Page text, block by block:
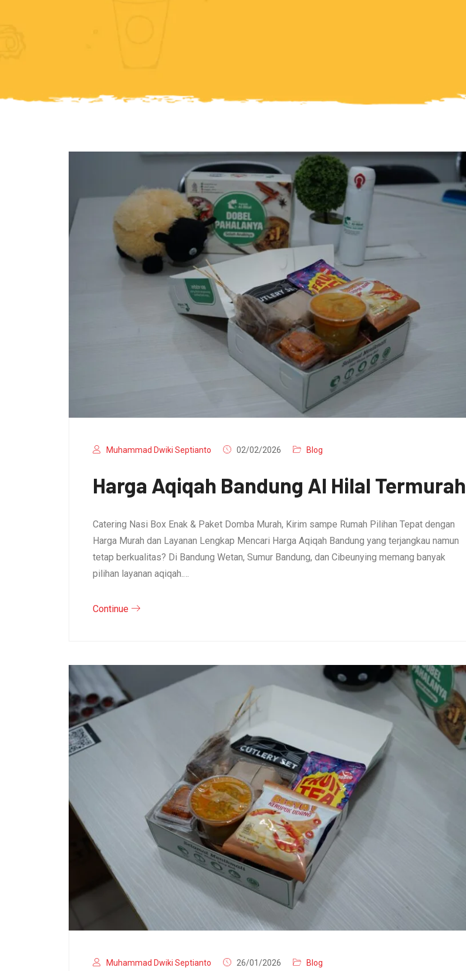
Muhammad Dwiki Septianto 02/02/2026 Blog
Harga Aqiqah Bandung Al Hilal Termurah
Catering Nasi Box Enak & Paket Domba Murah, Kirim sampe Rumah Pilihan Tepat dengan
Harga Murah dan Layanan Lengkap Mencari Harga Aqiqah Bandung yang terjangkau namun
tetap berkualitas? Di Bandung Wetan, Sumur Bandung, dan Cibeunying memang banyak
pilihan layanan aqiqah.…
Continue
Muhammad Dwiki Septianto 26/01/2026 Blog